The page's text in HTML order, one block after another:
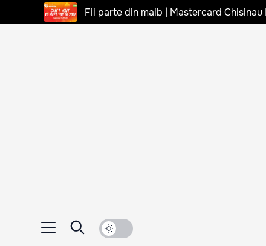
Fii parte din maib | Mastercard